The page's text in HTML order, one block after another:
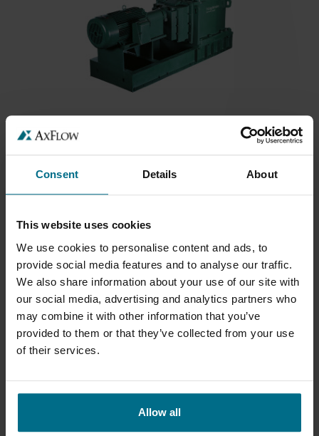
Consent Details About
This website uses cookies
We use cookies to personalise content and ads, to
provide social media features and to analyse our traffic.
We also share information about your use of our site with
our social media, advertising and analytics partners who
may combine it with other information that you’ve
provided to them or that they’ve collected from your use
of their services.
Allow all
Mixerele industriale de mare capacitate Lightnin...
Dovedite în practică, mixerele din seria Lightnin...